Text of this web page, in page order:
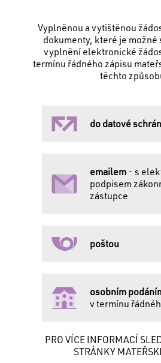
Vyplněnou a vytištěnou
dokumenty, které je možné
vyplnění elektronické
termínu řádného zápisu
těchto
do datové
emailem- s
podpisem
zástupce
poštou
osobním
v termínu
PRO VÍCE INFORMACÍ
STRÁNKY